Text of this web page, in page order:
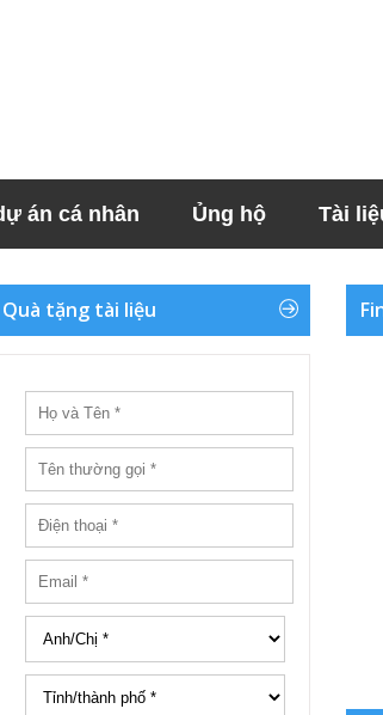
án cá nhân Ủng hộ Tài
Quà tặng tài liệu